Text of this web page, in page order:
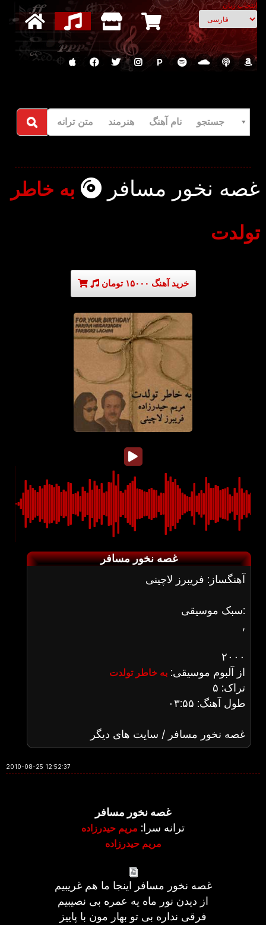
انتخاب زبان
P
جستجو نام آهنگ هنرمند متن ترانه
غصه نخور مسافر به خاطر
تولدت
خرید آهنگ ۱۵۰۰۰ تومان
غصه نخور مسافر
آهنگساز: فریبرز لاچینی
سبک موسیقی:
,
۲۰۰۰
از آلبوم موسیقی: به خاطر تولدت
تراک: ۵
طول آهنگ: ۰۳:۵۵
غصه نخور مسافر / سایت های دیگر
2010-08-25 12:52:37
غصه نخور مسافر
ترانه سرا: مریم حیدرزاده
مریم حیدرزاده
غصه نخور مسافر اینجا ما هم غریبیم
از دیدن نور ماه یه عمره بی نصیبیم
فرقی نداره بی تو بهار مون با پاییز